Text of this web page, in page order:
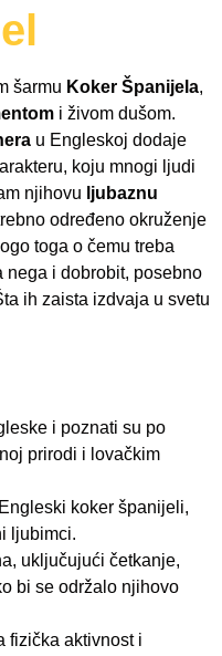
šarmu Koker Španijela,
i živom dušom.
u Engleskoj dodaje
koju mnogi ljudi
njihovu ljubaznu
određeno okruženje
toga o čemu treba
nega i dobrobit, posebno
ih zaista izdvaja u svetu
i poznati su po
prirodi i lovačkim
koker španijeli,
ljubimci.
uključujući četkanje,
bi se održalo njihovo
fizička aktivnost i